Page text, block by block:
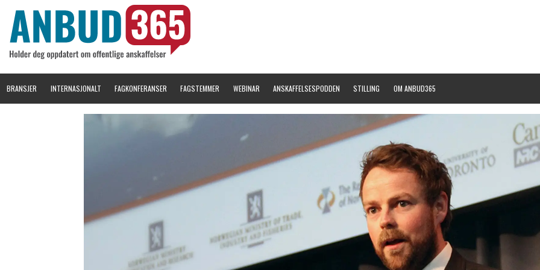
BRANSJER INTERNASJONALT FAGKONFERANSER FAGSTEMMER WEBINAR ANSKAFFELSESPODDEN STILLING OM ANBUD365